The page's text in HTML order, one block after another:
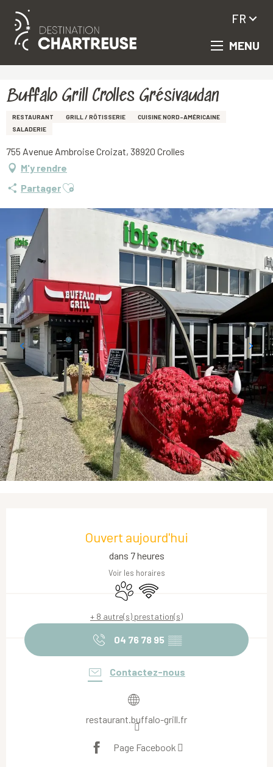
Aller
principal
MENU
FR
Buffalo Grill Crolles Grésivaudan
RESTAURANT GRILL / RÔTISSERIE
CUISINE NORD-AMÉRICAINE
SALADERIE
755 Avenue Ambroise Croizat, 38920 Crolles
M'y rendre
PartagerAjouter aux favoris
Ouvert aujourd'hui
dans 7 heures
Voir les horaires
Animaux acceptés
WiFi
+ 8 autre(s) prestation(s)
04 76 78 95 ▒▒
Contactez-nous
restaurant.buffalo-grill.fr
Page Facebook